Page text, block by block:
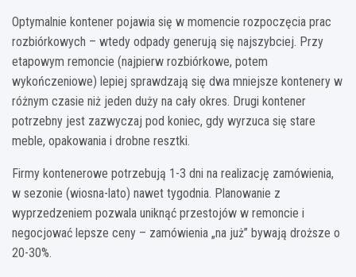
Optymalnie kontener pojawia się w momencie rozpoczęcia prac
rozbiórkowych – wtedy odpady generują się najszybciej. Przy
etapowym remoncie (najpierw rozbiórkowe, potem
wykończeniowe) lepiej sprawdzają się dwa mniejsze kontenery w
różnym czasie niż jeden duży na cały okres. Drugi kontener
potrzebny jest zazwyczaj pod koniec, gdy wyrzuca się stare
meble, opakowania i drobne resztki.
Firmy kontenerowe potrzebują 1-3 dni na realizację zamówienia,
w sezonie (wiosna-lato) nawet tygodnia. Planowanie z
wyprzedzeniem pozwala uniknąć przestojów w remoncie i
negocjować lepsze ceny – zamówienia „na już” bywają droższe o
20-30%.